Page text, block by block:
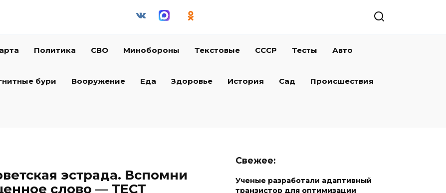
Политика СВО Минобороны Текстовые СССР Тесты Авто
бури Вооружение Еда Здоровье История Сад Происшествия
эстрада. Вспомни
слово — ТЕСТ
Свежее:
Ученые разработали адаптивный
транзистор для оптимизации